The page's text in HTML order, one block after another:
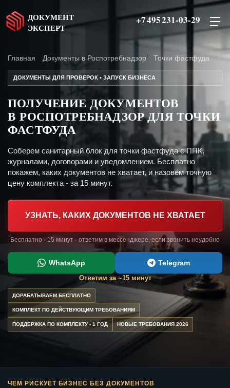
ДОКУМЕНТ
ЭКСПЕРТ
+7 495 231-03-29
Главная Документы в Роспотребнадзор Точки фастфуда
ДОКУМЕНТЫ ДЛЯ ПРОВЕРОК • ЗАПУСК БИЗНЕСА
ПОЛУЧЕНИЕ ДОКУМЕНТОВ
В РОСПОТРЕБНАДЗОР ДЛЯ ТОЧКИ
ФАСТФУДА
Соберем санитарный блок для точки фастфуда с ППК,
журналами, договорами и уведомлением. Бесплатно
покажем, каких документов не хватает, и назовём точную
цену комплекта - за 15 минут.
УЗНАТЬ, КАКИХ ДОКУМЕНТОВ НЕ ХВАТАЕТ
Бесплатно · 15 минут · ответим в мессенджере, если звонить неудобно
WhatsApp Telegram
Ответим за ~15 минут
ДОРАБАТЫВАЕМ БЕСПЛАТНО
КОМПЛЕКТ ПО ДЕЙСТВУЮЩИМ ТРЕБОВАНИЯМ
ПОДДЕРЖКА ПО КОМПЛЕКТУ - 1 ГОД НОВЫЕ ТРЕБОВАНИЯ 2026
ЧЕМ РИСКУЕТ БИЗНЕС БЕЗ ДОКУМЕНТОВ